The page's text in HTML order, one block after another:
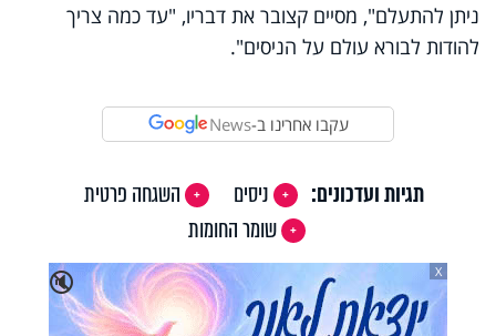
ניתן להתעלם", מסיים קצובר את דבריו, "עד כמה צריך
להודות לבורא עולם על הניסים".
עקבו אחרינו ב-News
תגיות ועדכונים: ניסים
השגחה פרטית
שומר החומות
🔇
X